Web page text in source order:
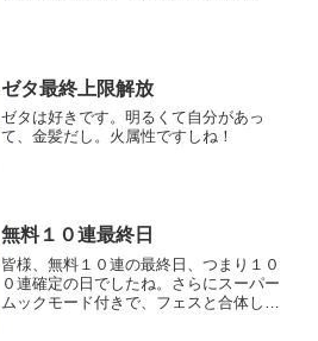
ゼタ最終上限解放
ゼタは好きです。明るくて自分があっ
て、金髪だし。火属性ですしね！
無料１０連最終日
皆様、無料１０連の最終日、つまり１０
０連確定の日でしたね。さらにスーパー
ムックモード付きで、フェスと合体して